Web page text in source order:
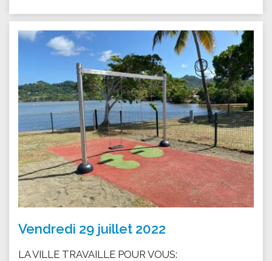
Vendredi 29 juillet 2022
LA VILLE TRAVAILLE POUR VOUS: